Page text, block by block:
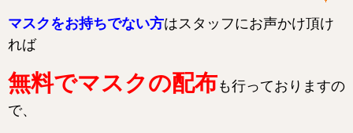
マスクをお持ちでない方はスタッフにお声かけ頂け
れば
無料でマスクの配布も行っておりますの
で、